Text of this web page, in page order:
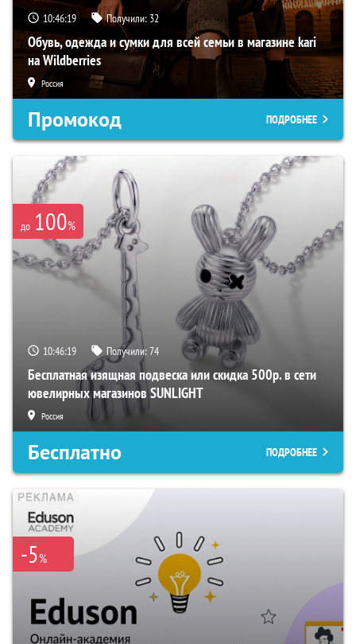
10:46:18 Получили: 32
Обувь, одежда и сумки для всей семьи в магазине kari
на Wildberries
Россия
Промокод ПОДРОБНЕЕ
до 100%
10:46:18 Получили:74
Бесплатная изящная подвеска или скидка 500р. в сети
ювелирных магазинов SUNLIGHT
Россия
Бесплатно ПОДРОБНЕЕ
-5%